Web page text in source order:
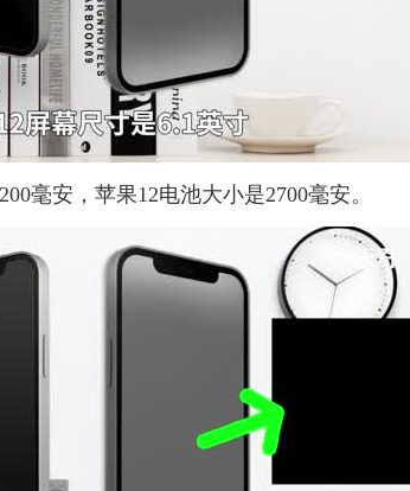
安，苹果12电池大小是2700毫安。